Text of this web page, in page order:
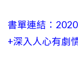
書單連結：
+深入人心有劇